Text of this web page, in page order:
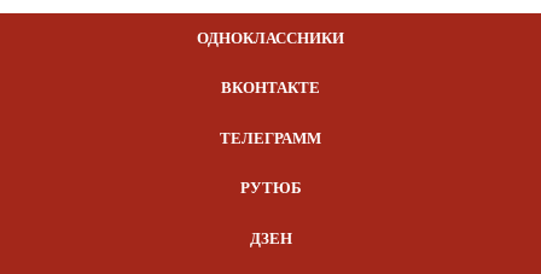
ОДНОКЛАССНИКИ
ВКОНТАКТЕ
ТЕЛЕГРАММ
РУТЮБ
ДЗЕН